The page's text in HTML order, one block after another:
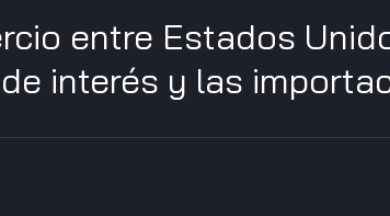
entre Estados
interés y las